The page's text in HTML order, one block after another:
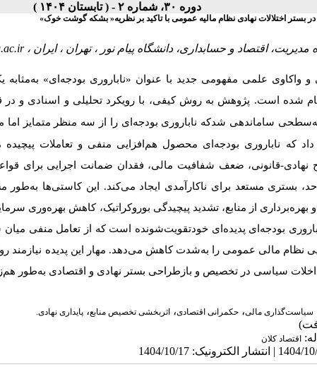
دوره ۳۰، شماره ۲ - ( تابستان ۱۴۰۴ )
در بستر اختلالات نهادی نظام مالیه عمومی با تاکید بر نظریه« بشکه گوشت خوک»
اقتصاد و حسابداری، دانشگاه پیام نور ، تهران ، ایران ،
واکاوی علمی مفهومی جدید با عنوان «ناباروری بودجه‌ای»
شده است. پژوهش به روش کیفی، با رویکرد تحلیلی و اسنادی و
ساماندهی شدکه ناباروری بودجه‌ای را از سه منظر متمایز اما
ناباروری بودجه‌ای محصول هم‌افزایی منفی و تعاملات پیچیده
قانونی، ضعف شفافیت مالی، فقدان ضمانت اجرایی برای قواعد
بستری مستعد برای ناکارآمدی ایجاد می‌کند. این کاستی‌ها
از منابع، تشدید پیچیدگی بوروکراتیک، کاهش بهره‌وری
بودجه‌ای پدیده‌ای خودتقویت‌شونده است که از تعامل منفی
نظام مالی عمومی را به‌شدت کاهش می‌دهد. مهار این پدیده نیازمند
سیاسی در تخصیص و بازطراحی بستر نهادی و اقتصادی به‌طور
سیاست‌گذاری مالی، حکمرانی اقتصادی، اثربخشی تخصیص منابع، پایداری نهادی.
اقتصاد کلان